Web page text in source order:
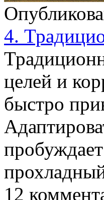
4.
целей и
быстро
12